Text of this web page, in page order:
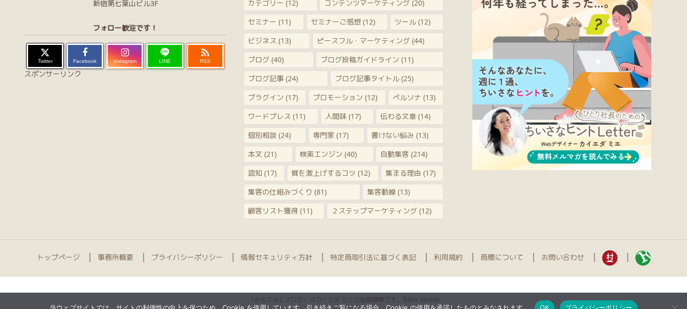
新宿第七葉山ビル3F
フォロー歓迎です！
Twitter Facebook Instagram LINE

RSS
スポンサーリンク
カテゴリー (12) コンテンツマーケティング(20)
セミナー (11) セミナーご感想(12) ツール (12)
ビジネス (13) ピースフル・マーケティング(44)
ブログ(40) ブログ投稿ガイドライン (11)
ブログ記事(24) ブログ記事タイトル(25)
プラグイン (17) プロモーション (12) ペルソナ (13)
ワードプレス (11) 人間味(17) 伝わる文章 (14)
個別相談(24) 専門家 (17) 書けない悩み (13)
本文 (21) 検索エンジン (40) 自動集客 (214)
認知 (17) 質を激上げするコツ (12) 集まる理由 (17)
集客の仕組みづくり (81) 集客動線(13)
顧客リスト獲得 (11) ２ステップマーケティング(12)
トップページ 事務所概要 プライバシーポリシー 情報セキュリティ方針 特定商取引法に基づく表記 利用規約 商標について お問い合わせ
「おもてなしブログ」はカイエダ ミエの登録商標です。©Mie Kaieda